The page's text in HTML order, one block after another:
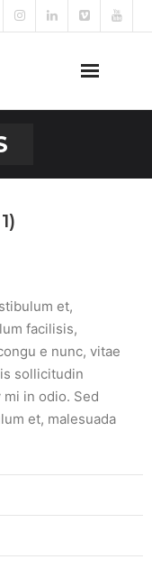
et,
facilisis,
e nunc, vitae
sollicitudin
in odio. Sed
et, malesuada
et,
facilisis,